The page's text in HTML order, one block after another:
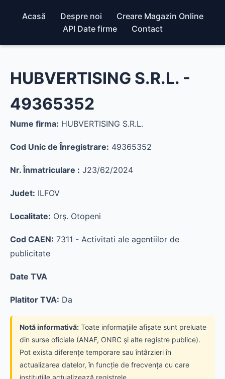
Acasă Despre noi
Creare Magazin Online
API Date firme
Contact
HUBVERTISING S.R.L. -
49365352
Nume firma: HUBVERTISING S.R.L.
Cod Unic de Înregistrare: 49365352
Nr. Înmatriculare : J23/62/2024
Judet: ILFOV
Localitate: Orş. Otopeni
Cod CAEN: 7311 - Activitati ale agentiilor de
publicitate
Date TVA
Platitor TVA: Da
Notă informativă: Toate informațiile afișate sunt preluate
din surse oficiale (ANAF, ONRC și alte registre publice).
Pot exista diferențe temporare sau întârzieri în
actualizarea datelor, în funcție de frecvența cu care
instituțiile actualizează registrele.